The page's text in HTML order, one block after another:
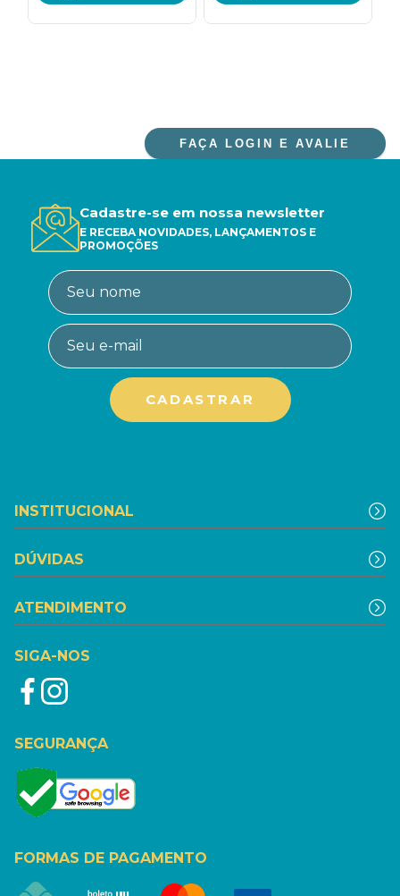
FAÇA LOGIN E AVALIE
Cadastre-se em nossa newsletter
E RECEBA NOVIDADES, LANÇAMENTOS E
PROMOÇÕES
INSTITUCIONAL
DÚVIDAS
ATENDIMENTO
SIGA-NOS
SEGURANÇA
FORMAS DE PAGAMENTO